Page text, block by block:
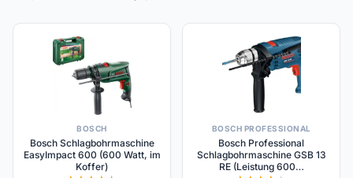
BOSCH
Bosch Schlagbohrmaschine
EasyImpact 600 (600 Watt, im
Koffer)
BOSCH PROFESSIONAL
Bosch Professional
Schlagbohrmaschine GSB 13
RE (Leistung 600…